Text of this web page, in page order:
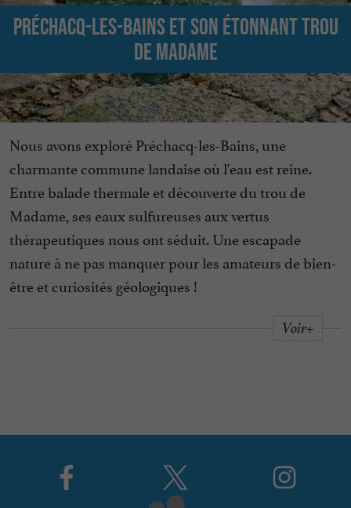
Préchacq-les-Bains et son étonnant trou
de Madame
Nous avons exploré Préchacq-les-Bains, une
charmante commune landaise où l'eau est reine.
Entre balade thermale et découverte du trou de
Madame, ses eaux sulfureuses aux vertus
thérapeutiques nous ont séduit. Une escapade
nature à ne pas manquer pour les amateurs de bien-
être et curiosités géologiques !
Voir+